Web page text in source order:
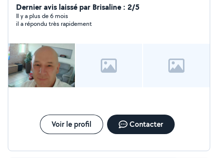
journée
Dernier avis laissé par Brisaline : 2/5
Il y a plus de 6 mois
il a répondu très rapidement
Voir le profil Contacter